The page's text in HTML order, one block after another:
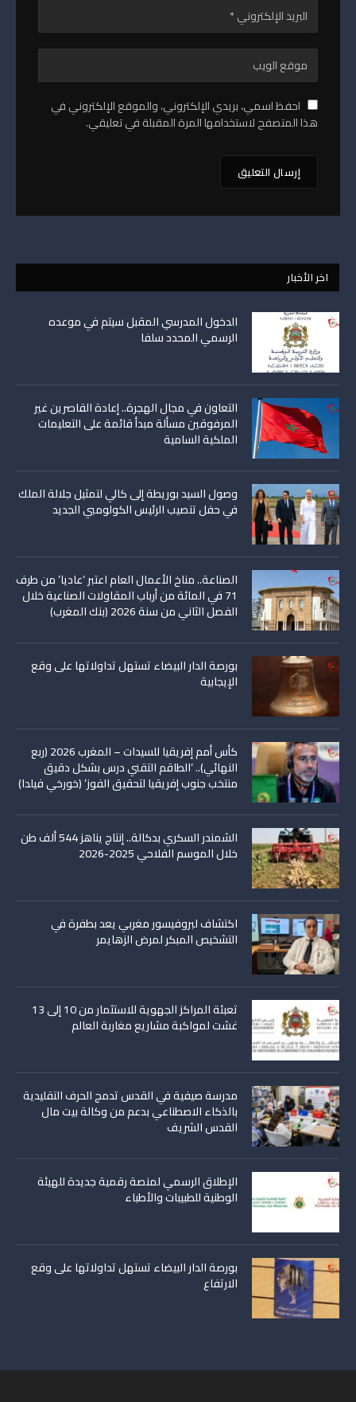
احفظ اسمي، بريدي الإلكتروني، والموقع الإلكتروني في
هذا المتصفح لاستخدامها المرة المقبلة في تعليقي.
اخر الأخبار
الدخول المدرسي المقبل سیتم في موعده
الرسمي المحدد سلفا
التعاون في مجال الهجرة.. إعادة القاصرين غير
المرفوقين مسألة مبدأ قائمة على التعليمات
الملكية السامية
وصول السيد بوريطة إلى كالي لتمثيل جلالة الملك
في حفل تنصيب الرئيس الكولومبي الجديد
الصناعة.. مناخ الأعمال العام اعتبر ‘عاديا’ من طرف
71 في المائة من أرباب المقاولات الصناعية خلال
الفصل الثاني من سنة 2026 (بنك المغرب)
بورصة الدار البيضاء تستهل تداولاتها على وقع
الإيجابية
كأس أمم إفريقيا للسيدات – المغرب 2026 (ربع
النهائي).. ‘الطاقم التقني درس بشكل دقيق
منتخب جنوب إفريقيا لتحقيق الفوز’ (خورخي فيلدا)
الشمندر السكري بدكالة.. إنتاج يناهز 544 ألف طن
خلال الموسم الفلاحي 2025-2026
اكتشاف لبروفيسور مغربي يعد بطفرة في
التشخيص المبكر لمرض الزهايمر
تعبئة المراكز الجهوية للاستثمار من 10 إلى 13
غشت لمواكبة مشاريع مغاربة العالم
مدرسة صيفية في القدس تدمج الحرف التقليدية
بالذكاء الاصطناعي بدعم من وكالة بيت مال
القدس الشريف
الإطلاق الرسمي لمنصة رقمية جديدة للهيئة
الوطنية للطبيبات والأطباء
بورصة الدار البيضاء تستهل تداولاتها على وقع
الارتفاع